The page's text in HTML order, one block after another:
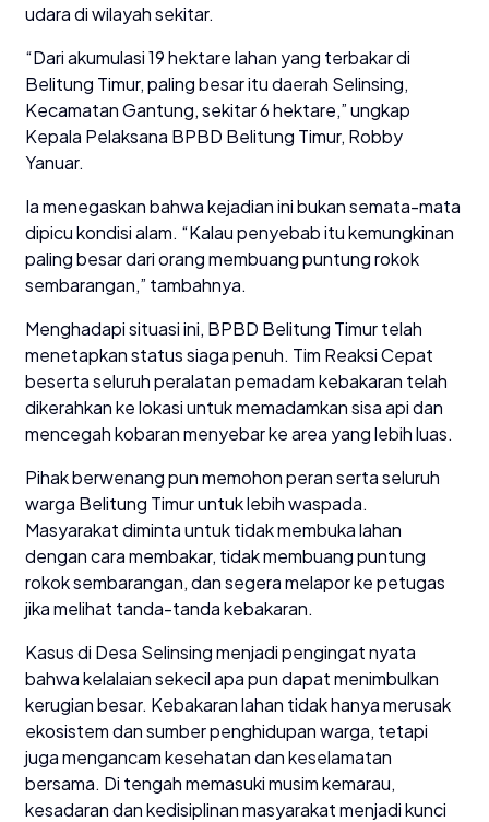
udara di wilayah sekitar.
“Dari akumulasi 19 hektare lahan yang terbakar di
Belitung Timur, paling besar itu daerah Selinsing,
Kecamatan Gantung, sekitar 6 hektare,” ungkap
Kepala Pelaksana BPBD Belitung Timur, Robby
Yanuar.
Ia menegaskan bahwa kejadian ini bukan semata-mata
dipicu kondisi alam. “Kalau penyebab itu kemungkinan
paling besar dari orang membuang puntung rokok
sembarangan,” tambahnya.
Menghadapi situasi ini, BPBD Belitung Timur telah
menetapkan status siaga penuh. Tim Reaksi Cepat
beserta seluruh peralatan pemadam kebakaran telah
dikerahkan ke lokasi untuk memadamkan sisa api dan
mencegah kobaran menyebar ke area yang lebih luas.
Pihak berwenang pun memohon peran serta seluruh
warga Belitung Timur untuk lebih waspada.
Masyarakat diminta untuk tidak membuka lahan
dengan cara membakar, tidak membuang puntung
rokok sembarangan, dan segera melapor ke petugas
jika melihat tanda-tanda kebakaran.
Kasus di Desa Selinsing menjadi pengingat nyata
bahwa kelalaian sekecil apa pun dapat menimbulkan
kerugian besar. Kebakaran lahan tidak hanya merusak
ekosistem dan sumber penghidupan warga, tetapi
juga mengancam kesehatan dan keselamatan
bersama. Di tengah memasuki musim kemarau,
kesadaran dan kedisiplinan masyarakat menjadi kunci